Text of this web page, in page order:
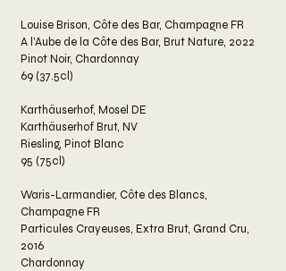
Louise Brison, Côte des Bar, Champagne FR
A l’Aube de la Côte des Bar, Brut Nature, 2022
Pinot Noir, Chardonnay
69 (37.5cl)
Karthäuserhof, Mosel DE
Karthäuserhof Brut, NV
Riesling, Pinot Blanc
95 (75cl)
Waris-Larmandier, Côte des Blancs,
Champagne FR
Particules Crayeuses, Extra Brut, Grand Cru,
2016
Chardonnay